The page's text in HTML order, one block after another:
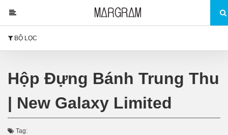
BỘ LỌC
Hộp Đựng Bánh Trung Thu
| New Galaxy Limited
Tag: